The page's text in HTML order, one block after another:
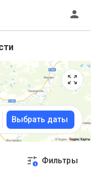
Выбрать даты
1 Фильтры